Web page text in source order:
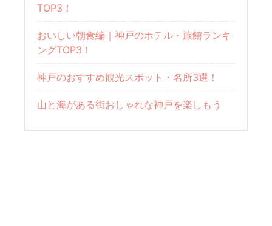
TOP3！
おいしい朝食編｜神戸のホテル・旅館ランキ
ングTOP3！
神戸のおすすめ観光スポット・名所3選！
山と海がある街おしゃれな神戸を楽しもう